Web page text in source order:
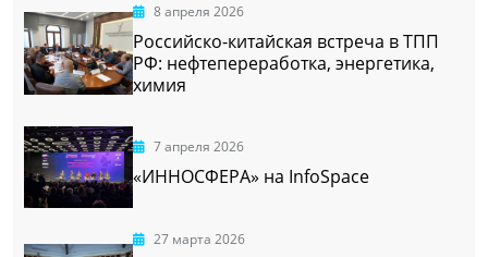
8 апреля 2026
Российско-китайская встреча в ТПП
РФ: нефтепереработка, энергетика,
химия
7 апреля 2026
«ИННОСФЕРА» на InfoSpace
27 марта 2026